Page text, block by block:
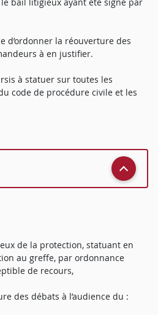
d’ordonner la réouverture des
à en justifier.
à statuer sur toutes les
code de procédure civile et les
de la protection, statuant en
au greffe, par ordonnance
de recours,
des débats à l’audience du :